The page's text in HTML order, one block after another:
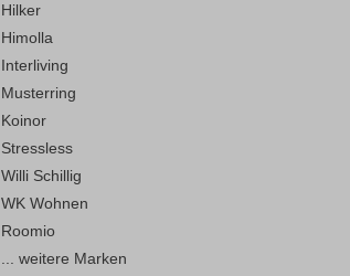
Hilker
Himolla
Interliving
Musterring
Koinor
Stressless
Willi Schillig
WK Wohnen
Roomio
... weitere Marken